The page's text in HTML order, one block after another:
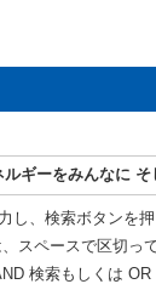
ルギーをみんなに
し、検索ボタンを
スペースで区切っ
検索もしくは